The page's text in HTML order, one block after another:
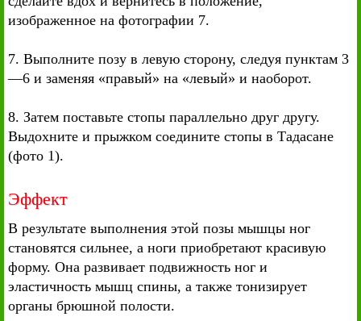
изображенное на фотографии 7.
7. Выполните позу в левую сторону, следуя пунктам 3
—6 и заменяя «правый» на «левый» и наоборот.
8. Затем поставьте стопы параллельно друг другу.
Выдохните и прыжком соедините стопы в Тадасане
(фото 1).
Эффект
В результате выполнения этой позы мышцы ног
становятся сильнее, а ноги приобретают красивую
форму. Она развивает подвижность ног и
эластичность мышц спины, а также тонизирует
органы брюшной полости.